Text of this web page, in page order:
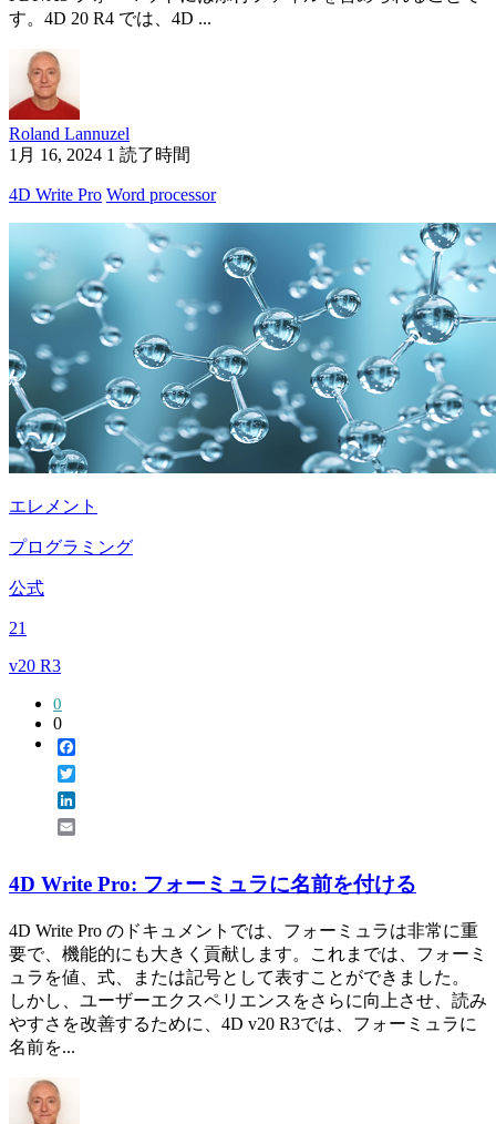
す。4D 20 R4 では、4D ...
Roland Lannuzel
1月 16, 2024 1 読了時間
4D Write Pro Word processor
エレメント
プログラミング
公式
21
v20 R3
0
0
4D Write Pro: フォーミュラに名前を付ける
4D Write Pro のドキュメントでは、フォーミュラは非常に重
要で、機能的にも大きく貢献します。これまでは、フォーミ
ュラを値、式、または記号として表すことができました。
しかし、ユーザーエクスペリエンスをさらに向上させ、読み
やすさを改善するために、4D v20 R3では、フォーミュラに
名前を...